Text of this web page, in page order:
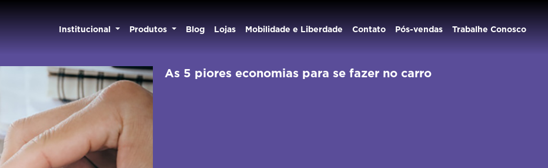
Institucional Produtos Blog Lojas Mobilidade e Liberdade Contato Pós-vendas Trabalhe Conosco
As 5 piores economias para se fazer no carro